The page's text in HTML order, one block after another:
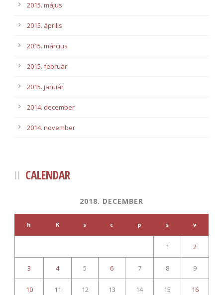
2015. május
2015. április
2015. március
2015. február
2015. január
2014. december
2014. november
CALENDAR
2018. DECEMBER
h K s c p s v
1 2
3 4 5 6 7 8 9
10 11 12 13 14 15 16